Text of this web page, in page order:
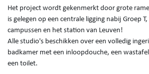
Het project wordt gekenmerkt door grote
is gelegen op een centrale ligging nabij Groep
campussen en het station van Leuven!
Alle studio's beschikken over een volledig
badkamer met een inloopdouche, een
een toilet.